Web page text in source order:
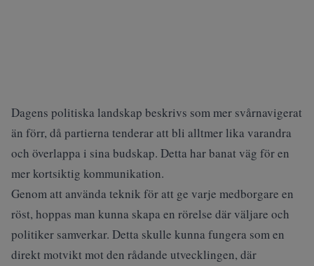
Dagens politiska landskap beskrivs som mer svårnavigerat
än förr, då partierna tenderar att bli alltmer lika varandra
och överlappa i sina budskap. Detta har banat väg för en
mer kortsiktig kommunikation.
Genom att använda teknik för att ge varje medborgare en
röst, hoppas man kunna skapa en rörelse där väljare och
politiker samverkar. Detta skulle kunna fungera som en
direkt motvikt mot den rådande utvecklingen, där